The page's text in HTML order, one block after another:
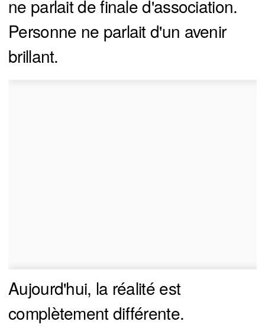
ne parlait de finale d'association.
Personne ne parlait d'un avenir
brillant.
Aujourd'hui, la réalité est
complètement différente.